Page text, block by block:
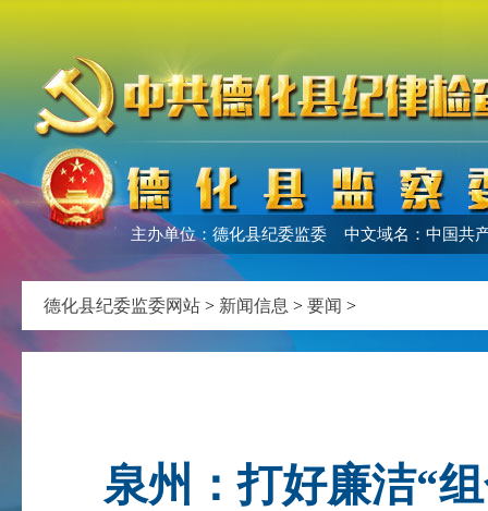
主办单位：德化县纪委监委 中文域名：中国共
德化县纪委监委网站 > 新闻信息 > 要闻 >
泉州：打好廉洁“